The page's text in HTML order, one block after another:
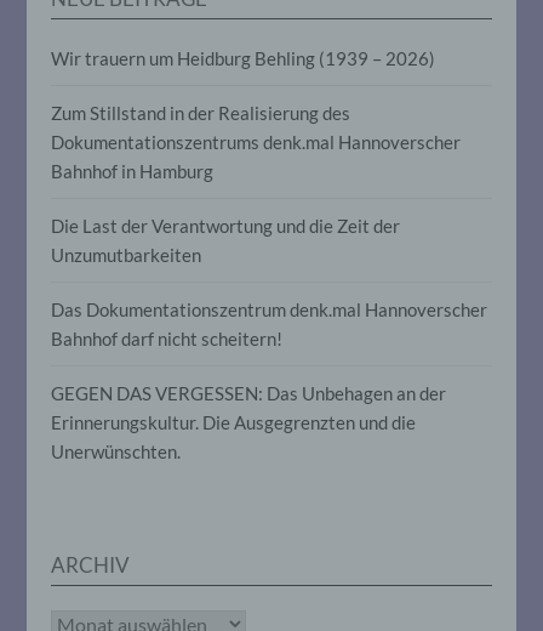
Wir trauern um Heidburg Behling (1939 – 2026)
Zum Stillstand in der Realisierung des
Dokumentationszentrums denk.mal Hannoverscher
Bahnhof in Hamburg
Die Last der Verantwortung und die Zeit der
Unzumutbarkeiten
Das Dokumentationszentrum denk.mal Hannoverscher
Bahnhof darf nicht scheitern!
GEGEN DAS VERGESSEN: Das Unbehagen an der
Erinnerungskultur. Die Ausgegrenzten und die
Unerwünschten.
ARCHIV
Archiv
die darin besteht, dass diese
werden, um bestimmte persönliche
insbesondere, um Aspekte bezüglich
Arbeitsleistung, wirtschaftlicher Lage,
Gesundheit, persönlicher Vorlieben,
Interessen, Zuverlässigkeit, Verhalten,
natürlichen Person zu analysieren oder
vorherzusagen.
f) Pseudonymisierung
Pseudonymisierung ist die Verarbeitung
personenbezogener Daten in einer Weise,
auf welche die personenbezogenen Daten
ohne Hinzuziehung zusätzlicher
aufbewahrt werden und technischen und
organisatorischen Maßnahmen
personenbezogenen Daten nicht einer